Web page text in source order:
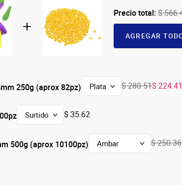
250g (aprox 82pz) $ 280.51$ 224.41
$ 35.62
500g (aprox 10100pz) $ 250.36
Precio total:$
AGREGAR